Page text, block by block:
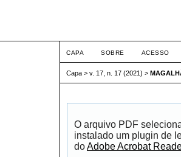
CAPA SOBRE ACESSO
Capa > v. 17, n. 17 (2021) >
O arquivo PDF
instalado um plugin de
doAdobe Acrobat